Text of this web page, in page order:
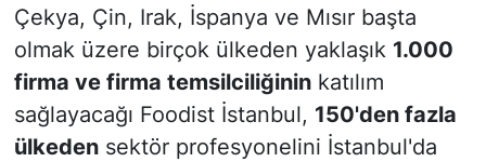
Çekya, Çin, Irak, İspanya ve Mısır başta
olmak üzere birçok ülkeden yaklaşık 1.000
firma ve firma temsilciliğininkatılım
sağlayacağı Foodist İstanbul, 150'den fazla
ülkedensektör profesyonelini İstanbul'da